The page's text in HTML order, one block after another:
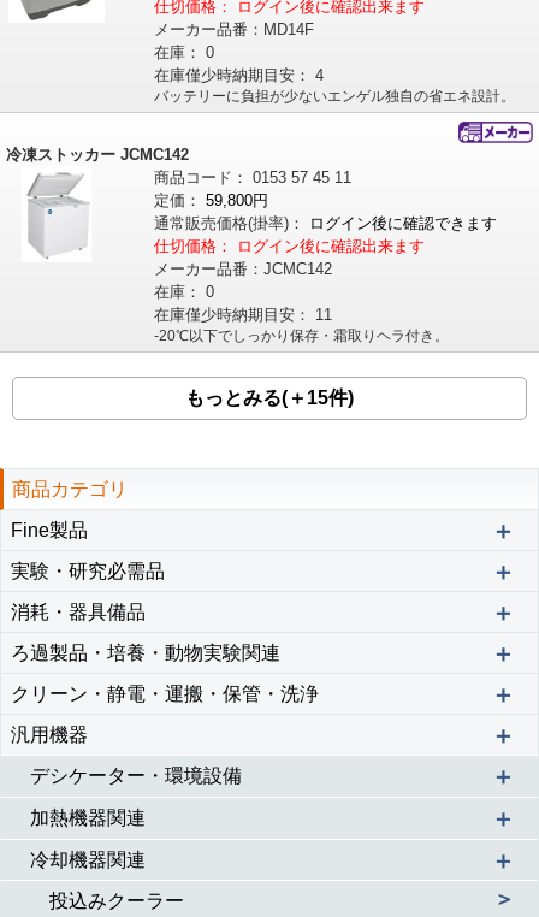
仕切価格：
ログイン後に確認出来ます
メーカー品番： MD14F
在庫： 0
在庫僅少時納期目安： 4
バッテリーに負担が少ないエンゲル独自の省エネ設計。
冷凍ストッカー JCMC142
商品コード： 0153 57 45 11
定価： 59,800円
通常販売価格(掛率)：
ログイン後に確認できます
仕切価格：
ログイン後に確認出来ます
メーカー品番： JCMC142
在庫： 0
在庫僅少時納期目安：
11
-20℃以下でしっかり保存・霜取りヘラ付き。
もっとみる(＋15件)
商品カテゴリ
Fine製品
＋
実験・研究必需品 ＋
消耗・器具備品 ＋
ろ過製品・培養・動物実験関連 ＋
クリーン・静電・運搬・保管・洗浄 ＋
汎用機器 ＋
デシケーター・環境設備 ＋
加熱機器関連 ＋
冷却機器関連 ＋
投込みクーラー ＞